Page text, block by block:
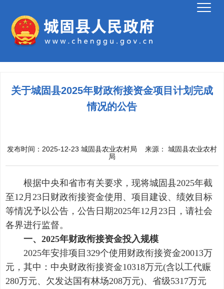
关于城固县2025年财政衔接资金项目计划完成
情况的公告
发布时间：2025-12-23 城固县农业农村局 来源：
城固县农业农村
局
根据中央和省市有关要求，现将城固县2025年截
至12月23日财政衔接资金使用、项目建设、绩效目标
等情况予以公告，公告日期2025年12月23日，请社会
各界进行监督。
一、2025年财政衔接资金投入规模
2025年安排项目329个使用财政衔接资金20013万
元，其中：中央财政衔接资金10318万元(含以工代赈
280万元、欠发达国有林场208万元)、省级5317万元